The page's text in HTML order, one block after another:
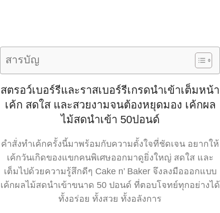
สารบัญ
สตรอว์เบอร์รีและราสเบอร์รีเกรดนำเข้าเต็มหน้า
เค้ก สดใส และสวยงามจนต้องหยุดมอง เค้กผล
ไม้สดนำเข้า 50ปอนด์
คำสั่งทำเค้กครั้งนี้มาพร้อมกับความตั้งใจที่ชัดเจน อยากให้
เค้กวันเกิดของแขกคนพิเศษออกมาดูยิ่งใหญ่ สดใส และ
เต็มไปด้วยความรู้สึกดีๆ Cake n’ Baker จึงลงมือออกแบบ
เค้กผลไม้สดนำเข้าขนาด 50 ปอนด์ ที่ตอบโจทย์ทุกอย่างได้
ทั้งอร่อย ทั้งสวย ทั้งอลังการ